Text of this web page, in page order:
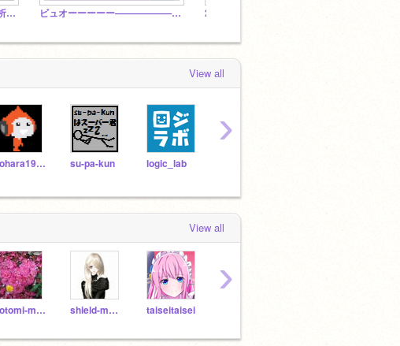
2021年8月 傾向1ページ目 分析&まとめ!! 見てください!! ビュオーーーーー――――――ン（もっとみんな見てくれ！） 2ブロックで傾向1位計画 / 2b1p
View all
oohara1910 su-pa-kun logic_lab
›
View all
kotomi-meru shield-medic taiseitaisei
›